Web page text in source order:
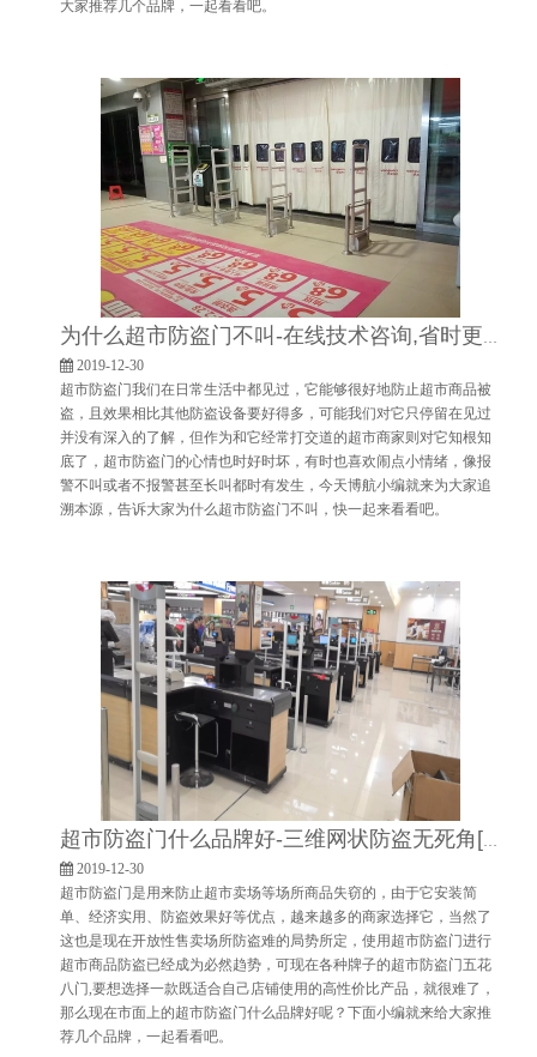
大家推荐几个品牌，一起看看吧。
2019-12-30
超市防盗门我们在日常生活中都见过，它能够很好地防止超市商品被
盗，且效果相比其他防盗设备要好得多，可能我们对它只停留在见过
并没有深入的了解，但作为和它经常打交道的超市商家则对它知根知
底了，超市防盗门的心情也时好时坏，有时也喜欢闹点小情绪，像报
警不叫或者不报警甚至长叫都时有发生，今天博航小编就来为大家追
溯本源，告诉大家为什么超市防盗门不叫，快一起来看看吧。
2019-12-30
超市防盗门是用来防止超市卖场等场所商品失窃的，由于它安装简
单、经济实用、防盗效果好等优点，越来越多的商家选择它，当然了
这也是现在开放性售卖场所防盗难的局势所定，使用超市防盗门进行
超市商品防盗已经成为必然趋势，可现在各种牌子的超市防盗门五花
八门,要想选择一款既适合自己店铺使用的高性价比产品，就很难了，
那么现在市面上的超市防盗门什么品牌好呢？下面小编就来给大家推
荐几个品牌，一起看看吧。